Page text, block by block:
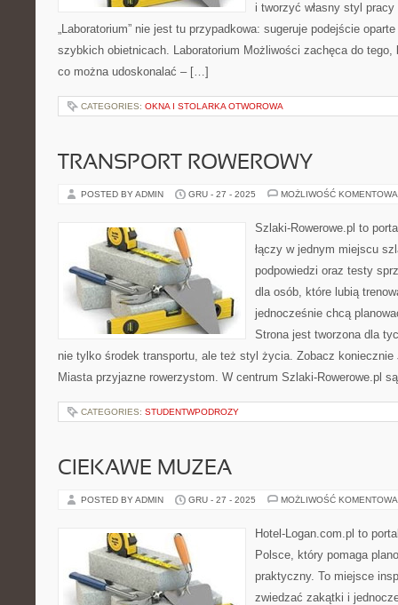
i tworzyć własny styl
„Laboratorium” nie jest tu przypadkowa: sugeruje podejście
szybkich obietnicach. Laboratorium Możliwości zachęca do
co można udoskonalać – […]
CATEGORIES: OKNA I STOLARKA OTWOROWA
TRANSPORT ROWEROWY
POSTED BY ADMIN GRU - 27 - 2025 MOŻLIWOŚĆ
Szlaki-Rowerowe.pl to
łączy w jednym miejscu
podpowiedzi oraz testy
dla osób, które lubią
jednocześnie chcą
Strona jest tworzona dla
nie tylko środek transportu, ale też styl życia. Zobacz koniecznie
Miasta przyjazne rowerzystom. W centrum Szlaki-Rowerowe.pl
CATEGORIES: STUDENTWPODROZY
CIEKAWE MUZEA
POSTED BY ADMIN GRU - 27 - 2025 MOŻLIWOŚĆ
Hotel-Logan.com.pl to
Polsce, który pomaga
praktyczny. To miejsce
zwiedzać zakątki i